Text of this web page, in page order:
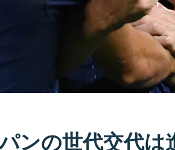
ンの世代交代